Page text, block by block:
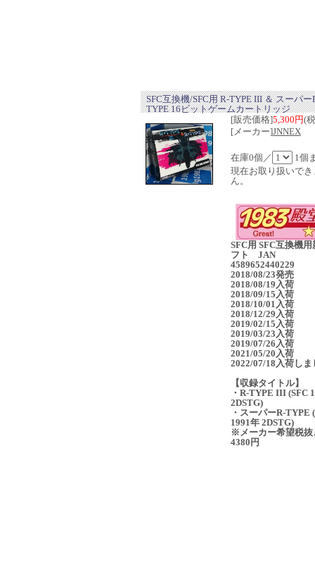
SFC互換機/SFC用 R-TYPE III ＆ スーパー
TYPE 16ビットゲームカートリッジ
[販売価格]5,300円(
[メーカー]JNNEX
在庫0個／
1個
現在お取り扱いでき
ん。
SFC用 SFC互換機用
フト JAN
4589652440229
2018/08/23発売
2018/08/19入荷
2018/09/15入荷
2018/10/01入荷
2018/12/29入荷
2019/02/15入荷
2019/03/23入荷
2019/07/26入荷
2021/05/20入荷
2022/07/18入荷しま
【収録タイトル】
・R-TYPE III (SFC
2DSTG)
・スーパーR-TYPE
1991年 2DSTG)
※メーカー希望税抜
4380円